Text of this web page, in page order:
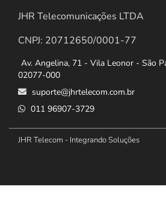
JHR Telecomunicações LTDA
CNPJ: 20712650/0001-77
Av. Angelina, 71 - Vila Leonor - São
02077-000
suporte@jhrtelecom.com.br
011 96907-3729
JHR Telecom - Integrando Soluções